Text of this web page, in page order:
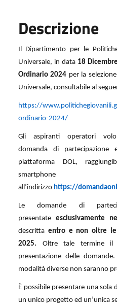
Descrizione
Il Dipartimento per le
Universale, in data 18
Ordinario 2024 per la
Universale, consultabile al
https://
ordinario-2024/
Gli aspiranti operatori
domanda di partecipazione
piattaforma DOL,
smartphone
all’indirizzo https://
Le domande di
presentate esclusivamente
descritta entro e non oltre
2025. Oltre tale termine il
presentazione delle
modalità diverse non saranno
È possibile presentare una sola
un unico progetto ed un’unica